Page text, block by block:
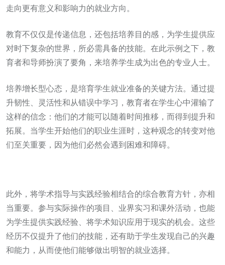
走向更有意义和影响力的就业方向。
教育不仅仅是传递信息，还包括培养目的感，为学生提供应
对时下复杂的世界，所必需具备的技能。在此示例之下，教
育者和导师扮演了要角，来培养学生成为出色的专业人士。
培养增长型心态，是培育学生就业准备的关键方法。通过提
升韧性、灵活性和从错误中学习，教育者在学生心中灌输了
这样的信念：他们的才能可以随着时间推移，而得到提升和
拓展。当学生开始他们的职业生涯时，这种观念的转变对他
们至关重要，因为他们必然会遇到困难和障碍。
此外，将学术指导与实践经验相结合的综合教育方针，亦相
当重要。参与实际操作的项目、业界实习和课外活动，也能
为学生提供实践经验、将学术知识应用于现实的机会。这些
经历不仅提升了他们的技能，还有助于学生发现自己的兴趣
和能力，从而使他们能够做出明智的就业选择。